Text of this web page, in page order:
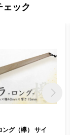
ェック
グ（欅） サイ